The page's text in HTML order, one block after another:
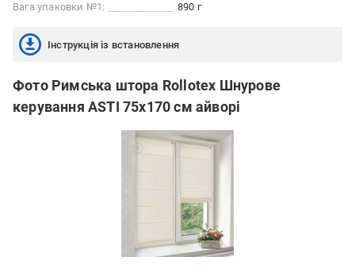
Вага упаковки №1:
890 г
Інструкція із встановлення
Фото Римська штора Rollotex Шнурове
керування ASTI 75x170 см айворі